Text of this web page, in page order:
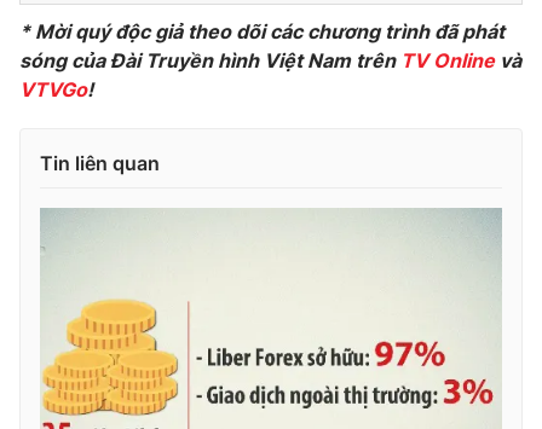
* Mời quý độc giả theo dõi các chương trình đã phát
sóng của Đài Truyền hình Việt Nam trên TV Onlinevà
VTVGo!
Tin liên quan